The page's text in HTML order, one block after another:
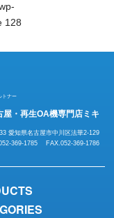
128
トナー
屋・再生OA機専門店ミキ
愛知県名古屋市中川区法華2-129
369-1785 FAX.052-369-1786